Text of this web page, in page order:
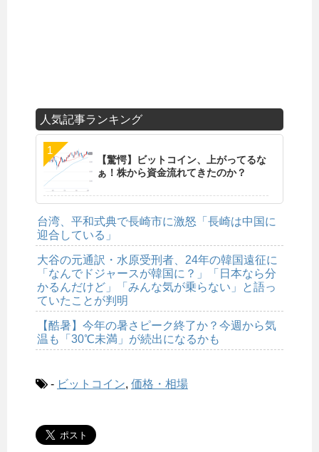
人気記事ランキング
【驚愕】ビットコイン、上がってるな
ぁ！株から資金流れてきたのか？
台湾、平和式典で長崎市に激怒「長崎は中国に
迎合している」
大谷の元通訳・水原受刑者、24年の韓国遠征に
「なんでドジャースが韓国に？」「日本なら分
かるんだけど」「みんな気が乗らない」と語っ
ていたことが判明
【酷暑】今年の暑さピーク終了か？今週から気
温も「30℃未満」が続出になるかも
- ビットコイン, 価格・相場